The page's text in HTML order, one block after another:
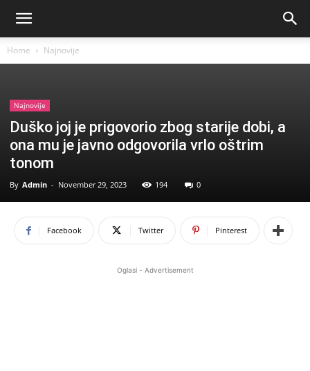
Home Najnovije
Najnovije
Duško joj je prigovorio zbog starije dobi, a
ona mu je javno odgovorila vrlo oštrim
tonom
By Admin - November 29, 2023 194 0
Facebook Twitter Pinterest
Oglasi - Advertisement